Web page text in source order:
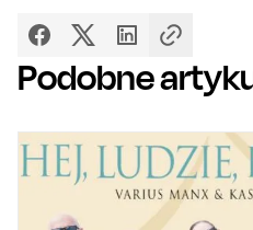
Podobne